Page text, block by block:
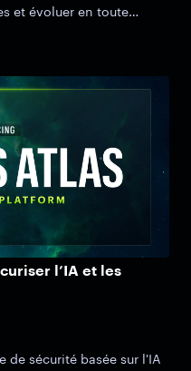
et évoluer en toute
l’IA et les
de sécurité basée sur l'IA